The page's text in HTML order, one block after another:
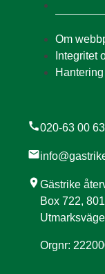
Om
Integritet
call020-63 00 63
mail
location_onGästrike
Box 722,
Orgnr: